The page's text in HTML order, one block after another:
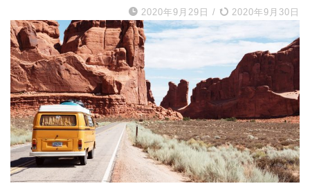
2020年9月29日 / 2020年9月30日